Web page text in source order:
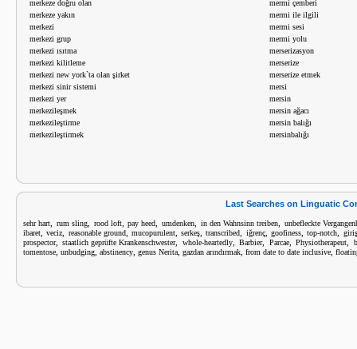
merkeze doğru olan
merkeze yakın
merkezi
merkezi grup
merkezi ısıtma
merkezi kilitleme
merkezi new york`ta olan şirket
merkezi sinir sistemi
merkezi yer
merkezileşmek
merkezileştirme
merkezileştirmek
mermi çemberi
mermi ile ilgili
mermi sesi
mermi yolu
merserizasyon
merserize
merserize etmek
mersi
mersin
mersin ağacı
mersin balığı
mersinbalığı
Last Searches on Linguatic
sehr hart rum sling, rood loft,pay heed ,umdenken ,in den Wahnsinn treiben
unbefleckte
ibaret ,veciz reasonable ground, mucopurulent,serkeş ,transcribed iğrenç,goofiness ,top-notch
prospector,staatlich geprüfte Krankenschwester, whole-heartedly,Barbier, Parcae,Physiotherapeut
tomentose unbudging abstinency genus Nerita gazdan arındırmak from date to date inclusive